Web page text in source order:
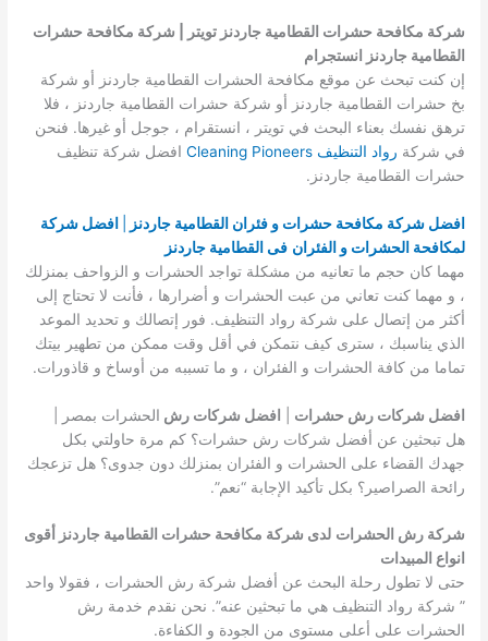
شركة مكافحة حشرات القطامية جاردنز تويتر | شركة مكافحة حشرات
القطامية جاردنز انستجرام
إن كنت تبحث عن موقع مكافحة الحشرات القطامية جاردنز أو شركة
بخ حشرات القطامية جاردنز أو شركة حشرات القطامية جاردنز ، فلا
ترهق نفسك بعناء البحث في تويتر ، انستقرام ، جوجل أو غيرها. فنحن
في شركة رواد التنظيف Cleaning Pioneers
افضل شركة تنظيف
حشرات القطامية جاردنز.
افضل شركة مكافحة حشرات و فئران القطامية جاردنز
افضل شركة
لمكافحة الحشرات و الفئران فى القطامية جاردنز
مهما كان حجم ما تعانيه من مشكلة تواجد الحشرات و الزواحف بمنزلك
، و مهما كنت تعاني من عبت الحشرات و أضرارها ، فأنت لا تحتاج إلى
أكثر من إتصال على شركة رواد التنظيف. فور إتصالك و تحديد الموعد
الذي يناسبك ، سترى كيف نتمكن في أقل وقت ممكن من تطهير بيتك
تماما من كافة الحشرات و الفئران ، و ما تسببه من أوساخ و قاذورات.
افضل شركات رش حشرات افضل شركات رش الحشرات بمصر |
هل تبحثين عن أفضل شركات رش حشرات؟ كم مرة حاولتي بكل
جهدك القضاء على الحشرات و الفئران بمنزلك دون جدوى؟ هل تزعجك
رائحة الصراصير؟ بكل تأكيد الإجابة “نعم”.
شركة رش الحشرات لدى شركة مكافحة حشرات القطامية جاردنز أقوى
انواع المبيدات
حتى لا تطول رحلة البحث عن أفضل شركة رش الحشرات ، فقولا واحد
” شركة رواد التنظيف هي ما تبحثين عنه”. نحن نقدم خدمة رش
الحشرات على أعلى مستوى من الجودة و الكفاءة.